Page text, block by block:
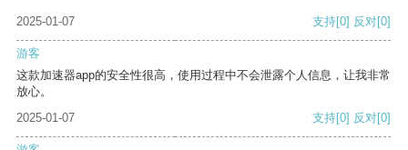
2025-01-07 支持[0] 反对[0]
游客
这款加速器app的安全性很高，使用过程中不会泄露个人信息，让我非常
放心。
2025-01-07
支持[0] 反对[0]